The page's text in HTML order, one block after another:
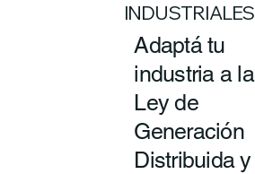
INDUSTRIALES
Adaptá tu
industria a la
Ley de
Generación
Distribuida y